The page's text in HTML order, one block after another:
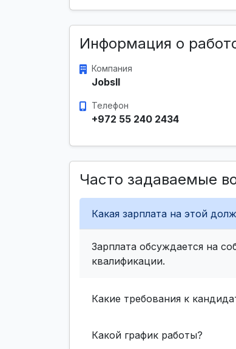
Информация о
Компания
JobsIl
Телефон
+972 55 240 2434
Часто задаваемые
Какая зарплата на этой
Зарплата обсуждается на
квалификации.
Какие требования к
Какой график работы?